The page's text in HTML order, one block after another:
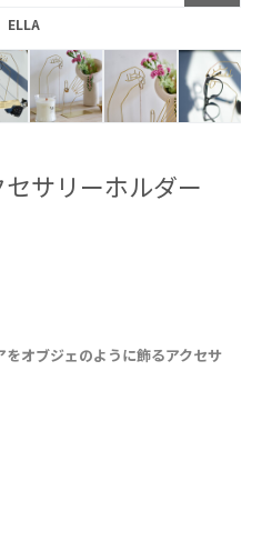
ELLA
サリーホルダー
オブジェのように飾るアクセサ